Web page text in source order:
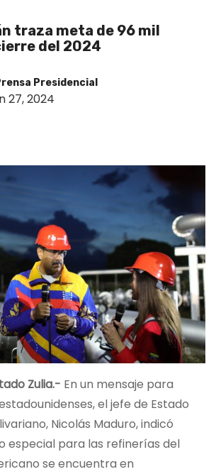
traza meta de 96 mil
del 2024
Presidencial
27, 2024
Zulia.- En un mensaje para
el jefe de Estado
Nicolás Maduro, indicó
especial para las refinerías del
se encuentra en